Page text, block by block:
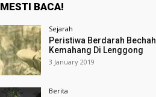
MESTI BACA!
Sejarah
Peristiwa Berdarah Bechah
Kemahang Di Lenggong
3 January 2019
Berita